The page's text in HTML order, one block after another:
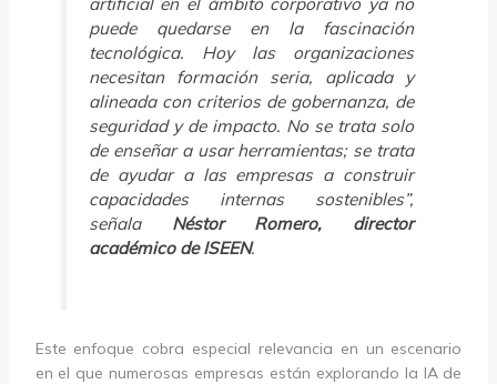
puede quedarse en la fascinación
tecnológica. Hoy las organizaciones
necesitan formación seria, aplicada y
alineada con criterios de gobernanza, de
seguridad y de impacto. No se trata solo
de enseñar a usar herramientas; se trata
de ayudar a las empresas a construir
capacidades internas sostenibles”,
señala Néstor Romero, director
académico de ISEEN.
Este enfoque cobra especial relevancia en un escenario
en el que numerosas empresas están explorando la IA de